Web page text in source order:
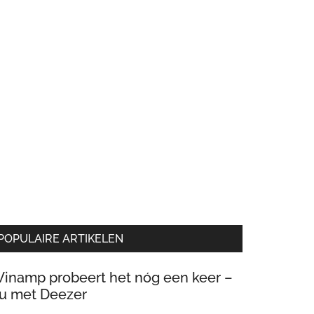
ARTIKELEN
probeert het nóg een keer –
met Deezer